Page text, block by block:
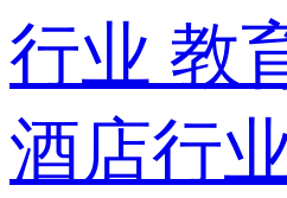
行业 教
酒店行